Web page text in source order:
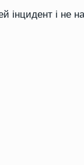
інцидент і не